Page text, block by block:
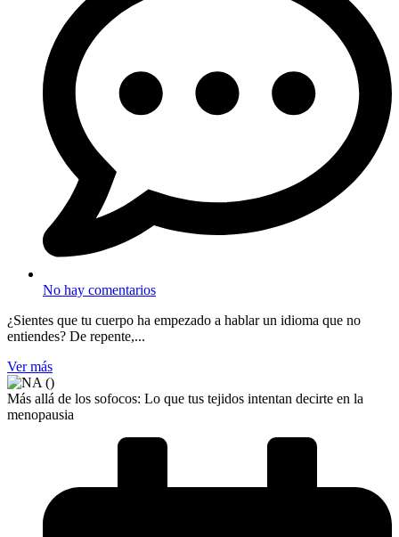
No hay comentarios
¿Sientes que tu cuerpo ha empezado a hablar un idioma que no
entiendes? De repente,...
Ver más
Más allá de los sofocos: Lo que tus tejidos intentan decirte en la
menopausia